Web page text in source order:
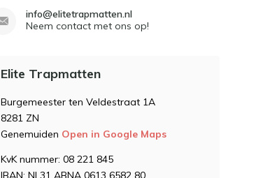
info@elitetrapmatten.nl
Neem contact met ons op!
Elite Trapmatten
Burgemeester ten Veldestraat 1A
8281 ZN
Genemuiden Open in Google Maps
KvK nummer: 08 221 845
IBAN: NL31 ABNA 0613 6582 80